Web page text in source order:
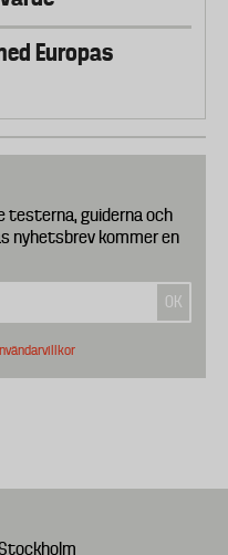
Europas
testerna, guiderna och
nyhetsbrev kommer en